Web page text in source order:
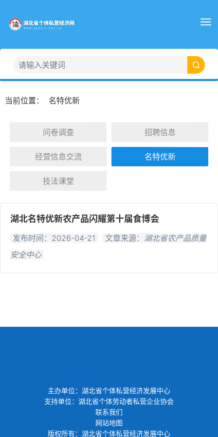
当前位置： 名特优新
问卷调查 招聘信息
经营信息交流 名特优新
技法课堂
湖北名特优新农产品闪耀第十届食博会
发布时间：2026-04-21 文章来源： 湖北省农产品质量
安全中心
主办单位：湖北省个体私营经济发展中心
支持单位：湖北省个体劳动者私营企业协会
联系我们
网站地图
版权所有：湖北省个体私营经济发展中心